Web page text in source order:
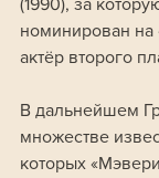
номинирован на
актёр второго
В дальнейшем
множестве
которых